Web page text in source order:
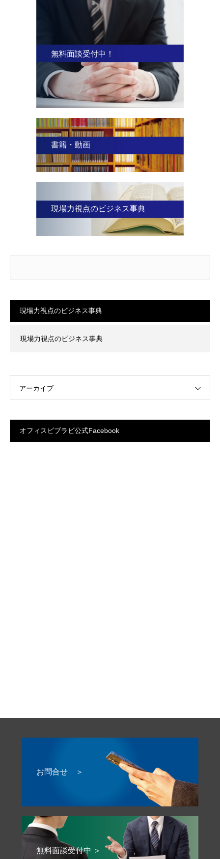
無料面談受付中！
書籍・動画
現場力視点のビジネス事典
現場力視点のビジネス事典
現場力視点のビジネス事典
アーカイブ
オフィスビブラビ公式Facebook
お問合せ ＞
無料面談受付中 ＞